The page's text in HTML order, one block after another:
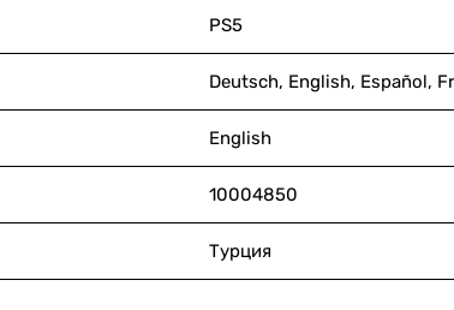
PS5
Deutsch, English, Español,
English
10004850
Турция